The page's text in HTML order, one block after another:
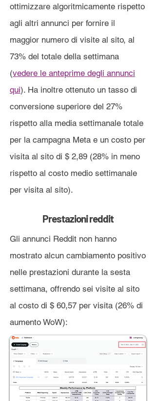
ottimizzare algoritmicamente rispetto
agli altri annunci per fornire il
maggior numero di visite al sito, al
73% del totale della settimana
(vedere le anteprime degli annunci
qui). Ha inoltre ottenuto un tasso di
conversione superiore del 27%
rispetto alla media settimanale totale
per la campagna Meta e un costo per
visita al sito di $ 2,89 (28% in meno
rispetto al costo medio settimanale
per visita al sito).
Prestazioni reddit
Gli annunci Reddit non hanno
mostrato alcun cambiamento positivo
nelle prestazioni durante la sesta
settimana, offrendo sei visite al sito
al costo di $ 60,57 per visita (26% di
aumento WoW):